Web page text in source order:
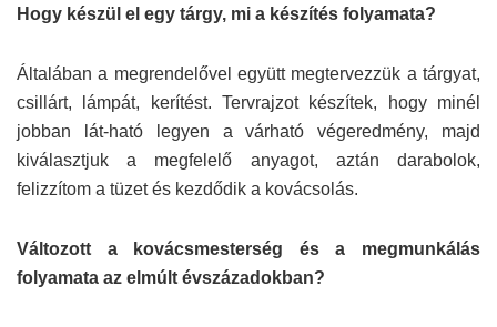
Hogy készül el egy tárgy, mi a készítés folyamata?
Általában a megrendelővel együtt megtervezzük a tárgyat,
csillárt, lámpát, kerítést. Tervrajzot készítek, hogy minél
jobban lát-ható legyen a várható végeredmény, majd
kiválasztjuk a megfelelő anyagot, aztán darabolok,
felizzítom a tüzet és kezdődik a kovácsolás.
Változott a kovácsmesterség és a megmunkálás
folyamata az elmúlt évszázadokban?